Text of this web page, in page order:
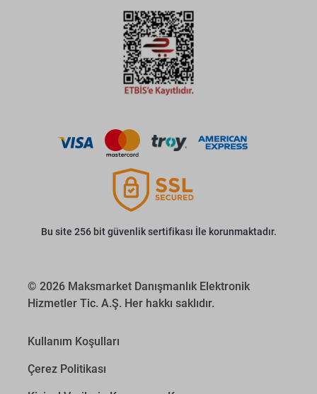
Bu site 256 bit güvenlik sertifikası İle korunmaktadır.
© 2026 Maksmarket Danışmanlık Elektronik
Hizmetler Tic. A.Ş. Her hakkı saklıdır.
Kullanım Koşulları
Çerez Politikası